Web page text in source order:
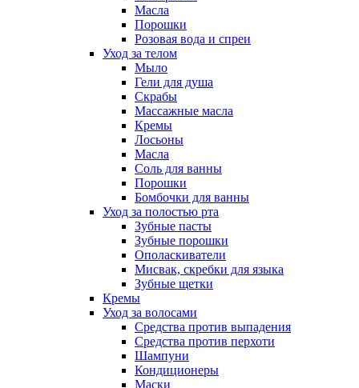
Масла
Порошки
Розовая вода и спреи
Уход за телом
Мыло
Гели для душа
Скрабы
Массажные масла
Кремы
Лосьоны
Масла
Соль для ванны
Порошки
Бомбочки для ванны
Уход за полостью рта
Зубные пасты
Зубные порошки
Ополаскиватели
Мисвак, скребки для языка
Зубные щетки
Кремы
Уход за волосами
Средства против выпадения
Средства против перхоти
Шампуни
Кондиционеры
Маски